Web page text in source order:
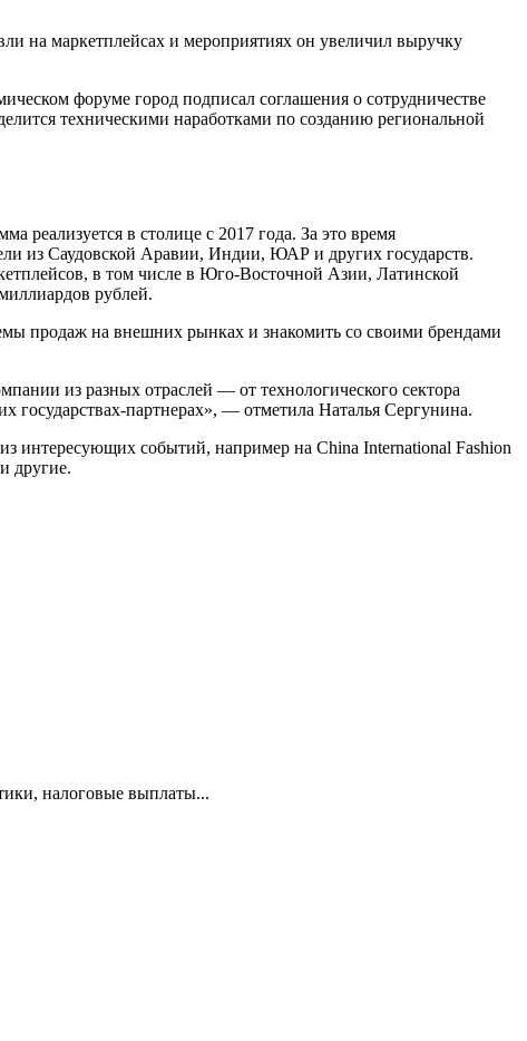
на маркетплейсах и мероприятиях он увеличил выручку
форуме город подписал соглашения о сотрудничестве
техническими наработками по созданию региональной
реализуется в столице с 2017 года. За это время
из Саудовской Аравии, Индии, ЮАР и других государств.
в том числе в Юго-Восточной Азии, Латинской
рублей.
продаж на внешних рынках и знакомить со своими брендами
из разных отраслей — от технологического сектора
государствах-партнерах», — отметила Наталья Сергунина.
интересующих событий, например на China International Fashion
другие.
налоговые выплаты...